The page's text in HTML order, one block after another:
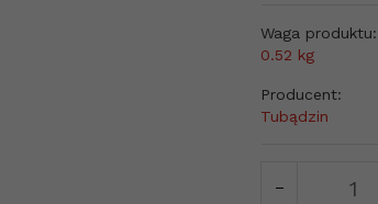
Waga produktu:
0.52 kg
Producent:
Tubądzin